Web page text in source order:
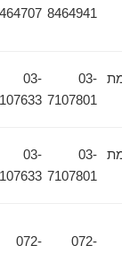
8464941
8464707
03-
7107801
7107633
03-
7107801
7107633
072-
072-